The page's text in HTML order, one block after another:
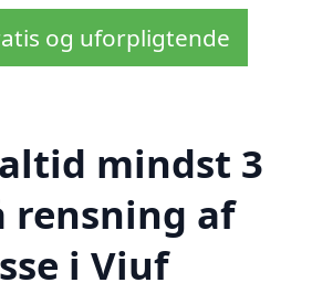
og uforpligtende
mindst 3
rensning af
i Viuf